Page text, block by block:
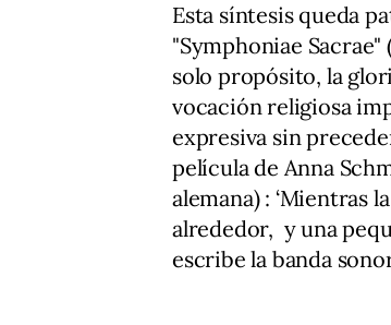
Esta síntesis queda
"Symphoniae
solo propósito, la
vocación religiosa
expresiva sin
película de Anna
alemana) : ‘Mientras
alrededor, y una
escribe la banda